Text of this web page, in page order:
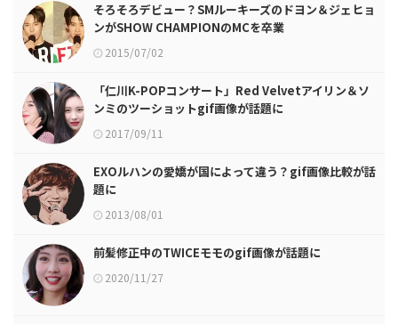
そろそろデビュー？SMルーキーズのドヨン＆ジェヒョ
ンがSHOW CHAMPIONのMCを卒業
2015/07/02
「仁川K-POPコンサート」Red Velvetアイリン＆ソ
ンミのツーショットgif画像が話題に
2017/09/11
EXOルハンの愛嬌が国によって違う？gif画像比較が話
題に
2013/08/01
前髪修正中のTWICEモモのgif画像が話題に
2020/11/27